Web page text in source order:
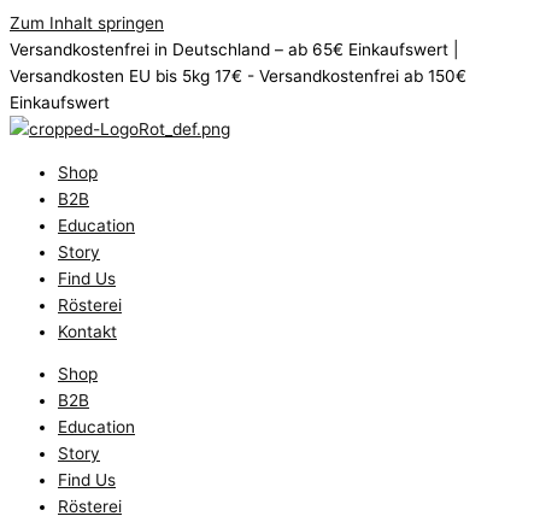
Zum Inhalt springen
Versandkostenfrei in Deutschland – ab 65€ Einkaufswert |
Versandkosten EU bis 5kg 17€ - Versandkostenfrei ab 150€
Einkaufswert
Shop
B2B
Education
Story
Find Us
Rösterei
Kontakt
Shop
B2B
Education
Story
Find Us
Rösterei